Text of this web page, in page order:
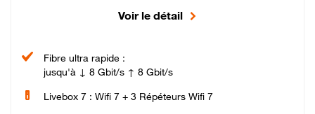
Voir le détail
Fibre ultra rapide :
jusqu'à ↓ 8 Gbit/s ↑ 8 Gbit/s
Livebox 7 : Wifi 7 + 3 Répéteurs Wifi 7